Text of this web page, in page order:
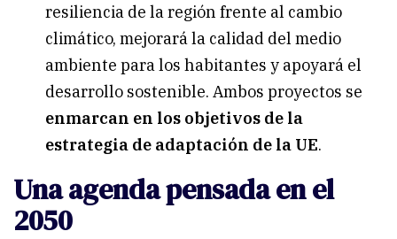
resiliencia de la región frente al cambio
climático, mejorará la calidad del medio
ambiente para los habitantes y apoyará el
desarrollo sostenible. Ambos proyectos se
enmarcan en los objetivos de la
estrategia de adaptación de la UE.
Una agenda pensada en el
2050